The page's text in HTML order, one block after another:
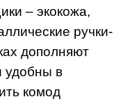
– экокожа,
ручки-
дополняют
удобны в
комод